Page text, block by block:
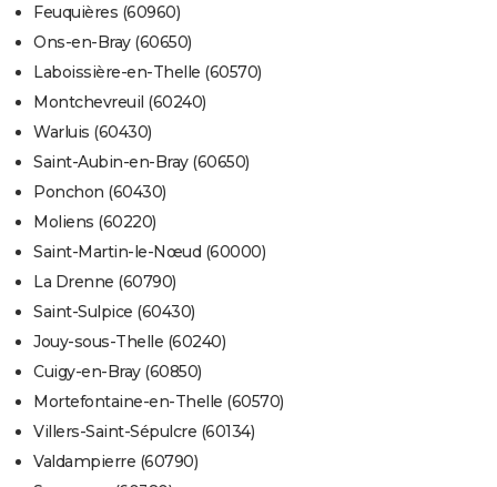
Feuquières (60960)
Ons-en-Bray (60650)
Laboissière-en-Thelle (60570)
Montchevreuil (60240)
Warluis (60430)
Saint-Aubin-en-Bray (60650)
Ponchon (60430)
Moliens (60220)
Saint-Martin-le-Nœud (60000)
La Drenne (60790)
Saint-Sulpice (60430)
Jouy-sous-Thelle (60240)
Cuigy-en-Bray (60850)
Mortefontaine-en-Thelle (60570)
Villers-Saint-Sépulcre (60134)
Valdampierre (60790)